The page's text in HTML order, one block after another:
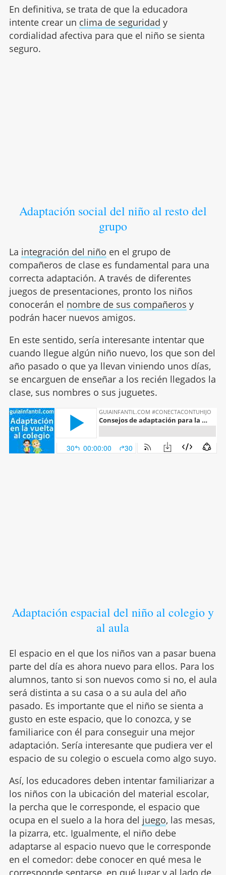
En definitiva, se trata de que la educadora
intente crear un clima de seguridad y
cordialidad afectiva para que el niño se sienta
seguro.
Adaptación social del niño al resto del
grupo
La integración del niño en el grupo de
compañeros de clase es fundamental para una
correcta adaptación. A través de diferentes
juegos de presentaciones, pronto los niños
conocerán el nombre de sus compañeros y
podrán hacer nuevos amigos.
En este sentido, sería interesante intentar que
cuando llegue algún niño nuevo, los que son del
año pasado o que ya llevan viniendo unos días,
se encarguen de enseñar a los recién llegados la
clase, sus nombres o sus juguetes.
Adaptación espacial del niño al colegio y
al aula
El espacio en el que los niños van a pasar buena
parte del día es ahora nuevo para ellos. Para los
alumnos, tanto si son nuevos como si no, el aula
será distinta a su casa o a su aula del año
pasado. Es importante que el niño se sienta a
gusto en este espacio, que lo conozca, y se
familiarice con él para conseguir una mejor
adaptación. Sería interesante que pudiera ver el
espacio de su colegio o escuela como algo suyo.
Así, los educadores deben intentar familiarizar a
los niños con la ubicación del material escolar,
la percha que le corresponde, el espacio que
ocupa en el suelo a la hora del juego, las mesas,
la pizarra, etc. Igualmente, el niño debe
adaptarse al espacio nuevo que le corresponde
en el comedor: debe conocer en qué mesa le